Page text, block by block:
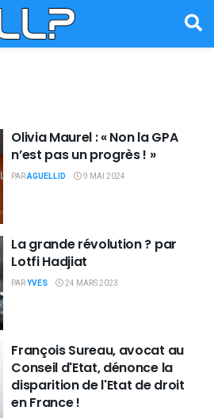
Olivia Maurel : « Non la GPA
n’est pas un progrès ! »
PARAGUELLID 9 MAI 2024
La grande révolution ? par
Lotfi Hadjiat
PARYVES 24 MARS 2023
François Sureau, avocat au
Conseil d'Etat, dénonce la
disparition de l'Etat de droit
en France !